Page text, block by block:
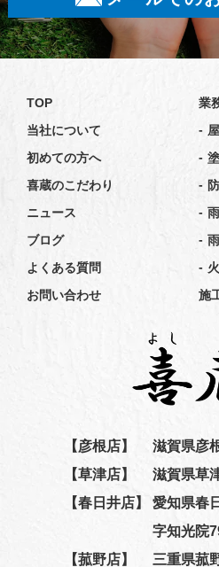
【彦根店】
滋賀県彦
【草津店】
滋賀県草
【春日井店】
愛知県春
字知光院
【菰野店】
三重県菰
TOP
当社について
初めての方へ
喜蔵のこだわり
ニュース
ブログ
よくある質問
お問い合わせ
業
-
-
-
-
-
-
施